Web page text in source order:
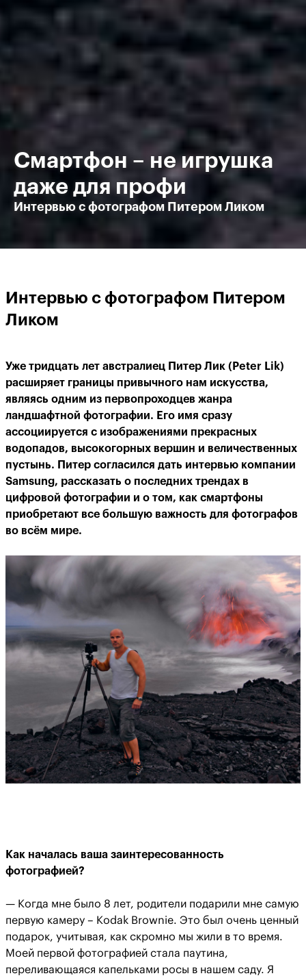
Смартфон – не игрушка
даже для профи
Интервью с фотографом Питером Ликом
Интервью с фотографом Питером
Ликом
Уже тридцать лет австралиец Питер Лик (Peter Lik)
расширяет границы привычного нам искусства,
являясь одним из первопроходцев жанра
ландшафтной фотографии. Его имя сразу
ассоциируется с изображениями прекрасных
водопадов, высокогорных вершин и величественных
пустынь. Питер согласился дать интервью компании
Samsung, рассказать о последних трендах в
цифровой фотографии и о том, как смартфоны
приобретают все большую важность для фотографов
во всём мире.
Как началась ваша заинтересованность
фотографией?
— Когда мне было 8 лет, родители подарили мне самую
первую камеру – Kodak Brownie. Это был очень ценный
подарок, учитывая, как скромно мы жили в то время.
Моей первой фотографией стала паутина,
переливающаяся капельками росы в нашем саду. Я